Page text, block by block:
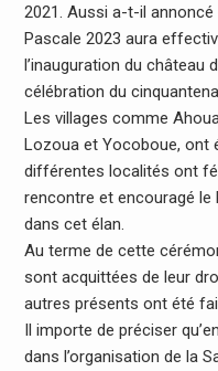
2021. Aussi a-t-il
Pascale 2023 aura
l’inauguration du château
célébration du
Les villages comme
Lozoua et Yocoboue, ont
différentes localités ont
rencontre et encouragé le
dans cet élan.
Au terme de cette
sont acquittées de leur
autres présents ont été
Il importe de préciser
dans l’organisation de la